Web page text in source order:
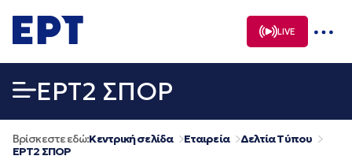
σε
περιεχόμενο
LIVE
EΡΤ2 ΣΠΟΡ
Βρίσκεστε εδώ:Κεντρική σελίδα Εταιρεία
Δελτία Τύπου
EΡΤ2 ΣΠΟΡ